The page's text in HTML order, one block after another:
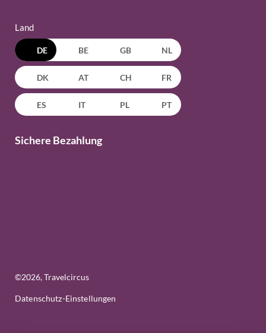
Land
DE BE GB NL
DK AT CH FR
ES IT PL PT
Sichere Bezahlung
©2026, Travelcircus
Datenschutz-Einstellungen